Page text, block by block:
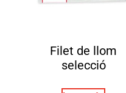
Filet de llom
selecció